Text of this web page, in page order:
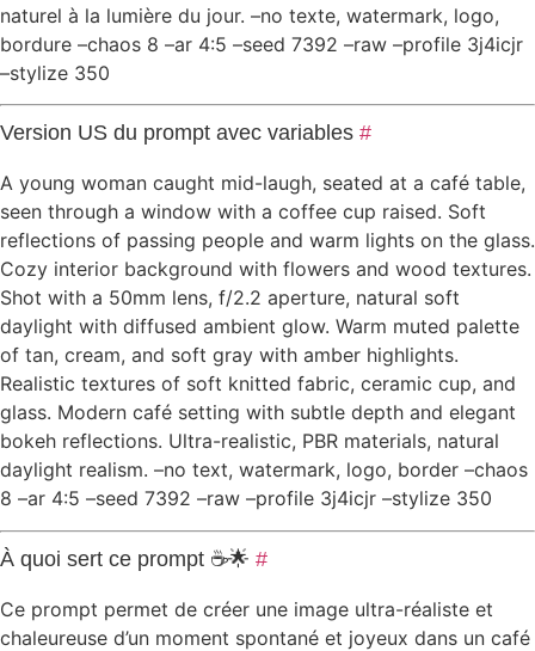
naturel à la lumière du jour. –no texte, watermark, logo,
bordure –chaos 8 –ar 4:5 –seed 7392 –raw –profile 3j4icjr
–stylize 350
Version US du prompt avec variables #
A young woman caught mid-laugh, seated at a café table,
seen through a window with a coffee cup raised. Soft
reflections of passing people and warm lights on the glass.
Cozy interior background with flowers and wood textures.
Shot with a 50mm lens, f/2.2 aperture, natural soft
daylight with diffused ambient glow. Warm muted palette
of tan, cream, and soft gray with amber highlights.
Realistic textures of soft knitted fabric, ceramic cup, and
glass. Modern café setting with subtle depth and elegant
bokeh reflections. Ultra-realistic, PBR materials, natural
daylight realism. –no text, watermark, logo, border –chaos
8 –ar 4:5 –seed 7392 –raw –profile 3j4icjr –stylize 350
À quoi sert ce prompt ☕🌟 #
Ce prompt permet de créer une image ultra-réaliste et
chaleureuse d’un moment spontané et joyeux dans un café